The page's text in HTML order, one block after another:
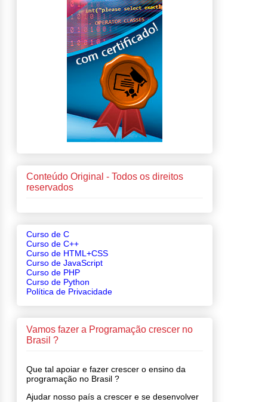
Conteúdo Original - Todos os direitos
reservados
Curso de C
Curso de C++
Curso de HTML+CSS
Curso de JavaScript
Curso de PHP
Curso de Python
Política de Privacidade
Vamos fazer a Programação crescer no
Brasil ?
Que tal apoiar e fazer crescer o ensino da
programação no Brasil ?
Ajudar nosso país a crescer e se desenvolver